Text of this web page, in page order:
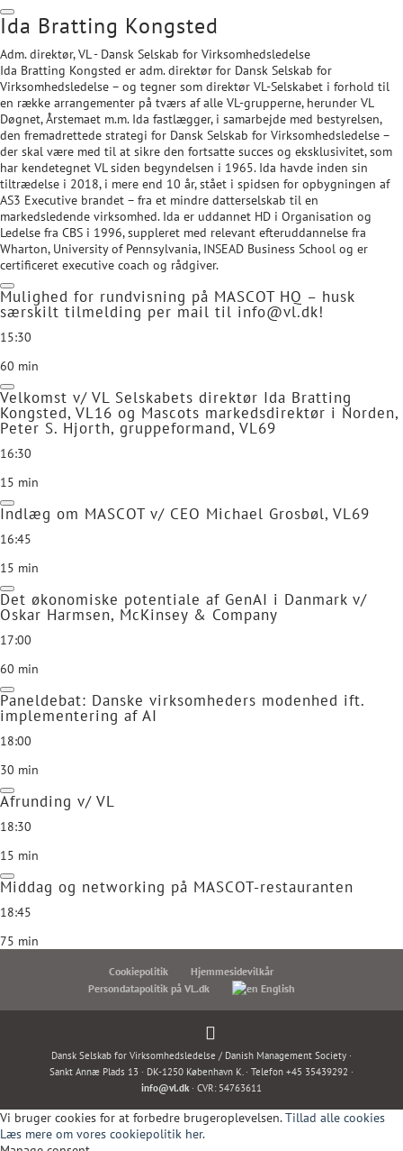
Ida Bratting Kongsted
Adm. direktør, VL - Dansk Selskab for Virksomhedsledelse
Ida Bratting Kongsted er adm. direktør for Dansk Selskab for
Virksomhedsledelse – og tegner som direktør VL-Selskabet i forhold til
en række arrangementer på tværs af alle VL-grupperne, herunder VL
Døgnet, Årstemaet m.m. Ida fastlægger, i samarbejde med bestyrelsen,
den fremadrettede strategi for Dansk Selskab for Virksomhedsledelse –
der skal være med til at sikre den fortsatte succes og eksklusivitet, som
har kendetegnet VL siden begyndelsen i 1965. Ida havde inden sin
tiltrædelse i 2018, i mere end 10 år, stået i spidsen for opbygningen af
AS3 Executive brandet – fra et mindre datterselskab til en
markedsledende virksomhed. Ida er uddannet HD i Organisation og
Ledelse fra CBS i 1996, suppleret med relevant efteruddannelse fra
Wharton, University of Pennsylvania, INSEAD Business School og er
certificeret executive coach og rådgiver.
Mulighed for rundvisning på MASCOT HQ – husk
særskilt tilmelding per mail til info@vl.dk!
15:30
60 min
Velkomst v/ VL Selskabets direktør Ida Bratting
Kongsted, VL16 og Mascots markedsdirektør i Norden,
Peter S. Hjorth, gruppeformand, VL69
16:30
15 min
Indlæg om MASCOT v/ CEO Michael Grosbøl, VL69
16:45
15 min
Det økonomiske potentiale af GenAI i Danmark v/
Oskar Harmsen, McKinsey & Company
17:00
60 min
Paneldebat: Danske virksomheders modenhed ift.
implementering af AI
18:00
30 min
Afrunding v/ VL
18:30
15 min
Middag og networking på MASCOT-restauranten
18:45
75 min
Cookiepolitik
Hjemmesidevilkår
Persondatapolitik på VL.dk
English
Dansk Selskab for Virksomhedsledelse / Danish Management Society ·
Sankt Annæ Plads 13 · DK-1250 København K. · Telefon +45 35439292 ·
info@vl.dk· CVR: 54763611
Vi bruger cookies for at forbedre brugeroplevelsen.Tillad alle cookies
Læs mere om vores cookiepolitik her.